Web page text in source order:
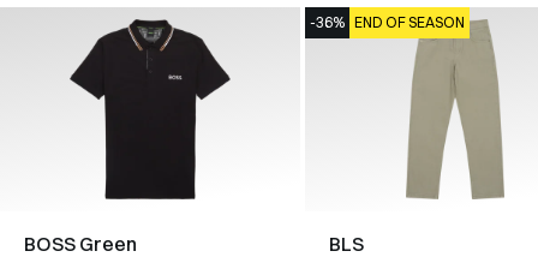
BOSS Green
-36% END OF SEASON
BLS